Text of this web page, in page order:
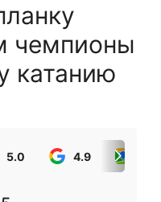
чемпионы
катанию
5.0 4.9